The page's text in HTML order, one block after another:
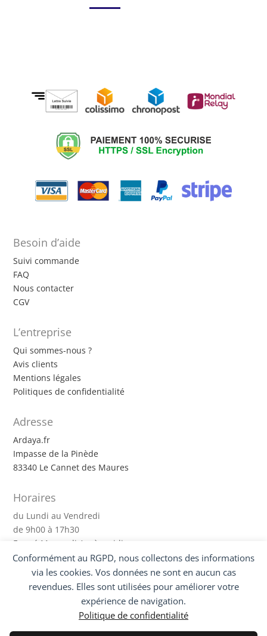
Conformément au RGPD, nous collectons des informations
via les cookies. Vos données ne sont en aucun cas
revendues. Elles sont utilisées pour améliorer votre
expérience de navigation.
Politique de confidentialité
Besoin d’aide
Suivi commande
FAQ
Nous contacter
CGV
L’entreprise
Qui sommes-nous ?
Avis clients
Mentions légales
Politiques de confidentialité
Adresse
Ardaya.fr
Impasse de la Pinède
83340 Le Cannet des Maures
Horaires
du Lundi au Vendredi
de 9h00 à 17h30
Fermé Mercredi Après-midi
Suivez-nous !